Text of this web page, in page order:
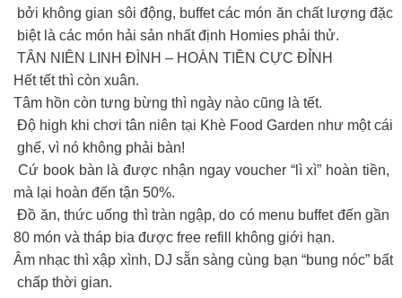
bởi không gian sôi động, buffet các món ăn chất lượng đặc
biệt là các món hải sản nhất định Homies phải thử.
TÂN NIÊN LINH ĐÌNH – HOÀN TIỀN CỰC ĐỈNH
Hết tết thì còn xuân.
Tâm hồn còn tưng bừng thì ngày nào cũng là tết.
Độ high khi chơi tân niên tại Khè Food Garden như một cái
ghế, vì nó không phải bàn!
Cứ book bàn là được nhận ngay voucher “lì xì” hoàn tiền,
mà lại hoàn đến tận 50%.
Đồ ăn, thức uống thì tràn ngập, do có menu buffet đến gần
80 món và tháp bia được free refill không giới hạn.
Âm nhạc thì xập xình, DJ sẵn sàng cùng bạn “bung nóc” bất
chấp thời gian.